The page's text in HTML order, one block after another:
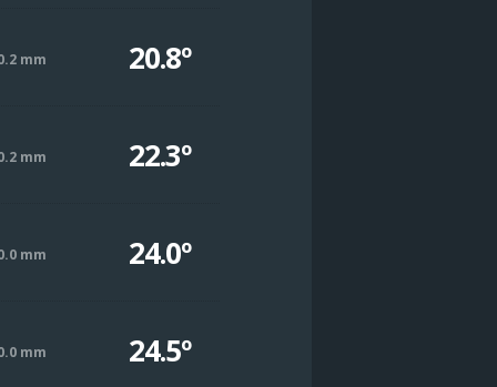
mm 20.8º
mm 22.3º
mm 24.0º
mm 24.5º